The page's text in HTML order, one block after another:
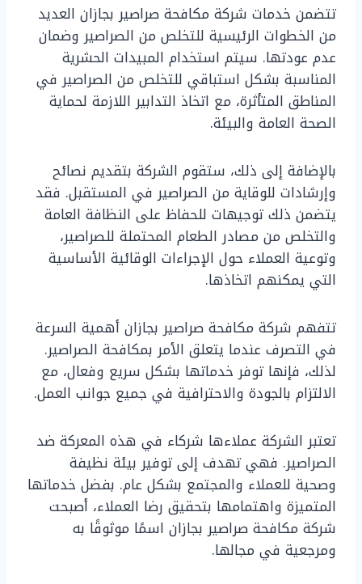
تتضمن خدمات شركة مكافحة صراصير بجازان العديد
من الخطوات الرئيسية للتخلص من الصراصير وضمان
عدم عودتها. سيتم استخدام المبيدات الحشرية
المناسبة بشكل استباقي للتخلص من الصراصير في
المناطق المتأثرة، مع اتخاذ التدابير اللازمة لحماية
الصحة العامة والبيئة.
بالإضافة إلى ذلك، ستقوم الشركة بتقديم نصائح
وإرشادات للوقاية من الصراصير في المستقبل. فقد
يتضمن ذلك توجيهات للحفاظ على النظافة العامة
والتخلص من مصادر الطعام المحتملة للصراصير،
وتوعية العملاء حول الإجراءات الوقائية الأساسية
التي يمكنهم اتخاذها.
تتفهم شركة مكافحة صراصير بجازان أهمية السرعة
في التصرف عندما يتعلق الأمر بمكافحة الصراصير.
لذلك، فإنها توفر خدماتها بشكل سريع وفعال، مع
الالتزام بالجودة والاحترافية في جميع جوانب العمل.
تعتبر الشركة عملاءها شركاء في هذه المعركة ضد
الصراصير. فهي تهدف إلى توفير بيئة نظيفة
وصحية للعملاء والمجتمع بشكل عام. بفضل خدماتها
المتميزة واهتمامها بتحقيق رضا العملاء، أصبحت
شركة مكافحة صراصير بجازان اسمًا موثوقًا به
ومرجعية في مجالها.